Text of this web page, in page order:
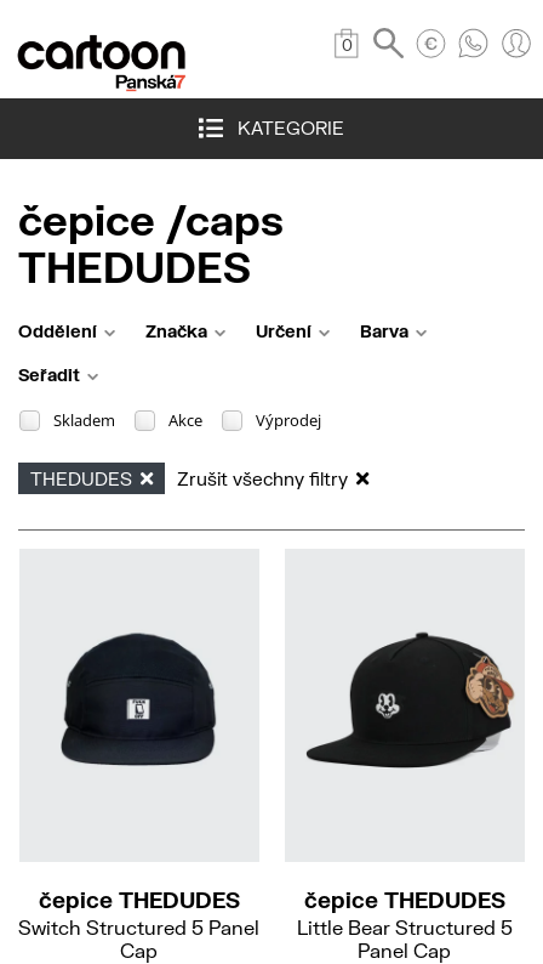
0
KATEGORIE
čepice /caps
THEDUDES
Oddělení Značka Určení Barva
Seřadit
Skladem Akce Výprodej
THEDUDES Zrušit všechny filtry
čepice THEDUDES
Switch Structured 5 Panel
Cap
čepice THEDUDES
Little Bear Structured 5
Panel Cap